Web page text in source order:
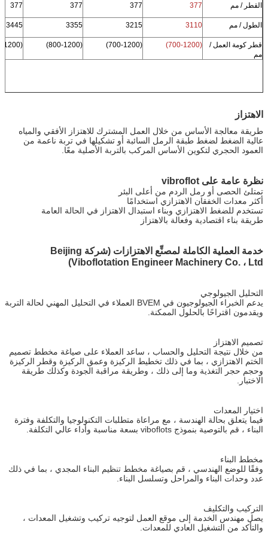
القطر / مم 377
377
377
377
الطول / مم 3110
3215
3355
3445
قطر كومة العمل /
مم
(700-1200)
(700-1200)
(800-1200)
(800-1200)
الاهتزاز
طريقة معالجة الأساس من خلال العمل المشترك للاهتزاز الأفقي والمياه
عالية الضغط لضغط طبقة الرمل السائبة أو تشكيلها في تربة ناعمة من
العمود الحجري لتكوين الأساس المركب بالتربة الأصلية معًا.
نظرة عامة على vibroflot
تمتلئ الحصى أو رمل الردم من أعلى البئر
أكثر معدات الخفقان الاهتزازي استخدامًا
تستخدم للضغط الاهتزازي وبناء استبدال الاهتزاز في الحالة العامة
طريقة بناء اقتصادية وفعالة بالاهتزاز
خدمة العملية الكاملة لمصنِّع الاهتزازات (شركة Beijing
Viboflotation Engineer Machinery Co. ، Ltd)
التحليل الجيولوجي
يدعم الخبراء الجيولوجيون في BVEM العملاء في التحليل المهني لحالة التربة
ويقدمون اقتراحًا بالحلول الممكنة.
تصميم الاهتزاز
من خلال نتيجة التحليل والحساب ، ساعد العملاء على صياغة مخطط تصميم
الختم الاهتزازي ، بما في ذلك تخطيط الركيزة وعمق الركيزة وقطر الركيزة
وحجم حجر التغذية وما إلى ذلك ، وطريقة مراقبة الجودة وكذلك طريقة
الاختبار.
اختيار المعدات
فيما يتعلق بحالة الهندسة ، مع مراعاة متطلبات التكنولوجيا والتكلفة وفترة
البناء ، قم بالتوصية بنموذج viboflots بسعة مناسبة وأداء عالي التكلفة.
مخطط البناء
وفقًا للوضع الهندسي ، قم بصياغة مخطط تنظيم البناء المجدي ، بما في ذلك
عدد وحدات البناء والمراحل وتسلسل البناء.
التركيب والتكليف
يصل مهندس الخدمة إلى موقع العمل لتوجيه تركيب وتشغيل المعدات ،
والتأكد من التشغيل العادي للمعدات.